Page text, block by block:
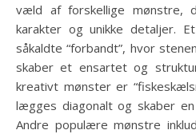
væld af forskellige mønstre,
karakter og unikke detaljer.
såkaldte “forbandt”, hvor
skaber et ensartet og
kreativt mønster er
lægges diagonalt og skaber
Andre populære mønstre